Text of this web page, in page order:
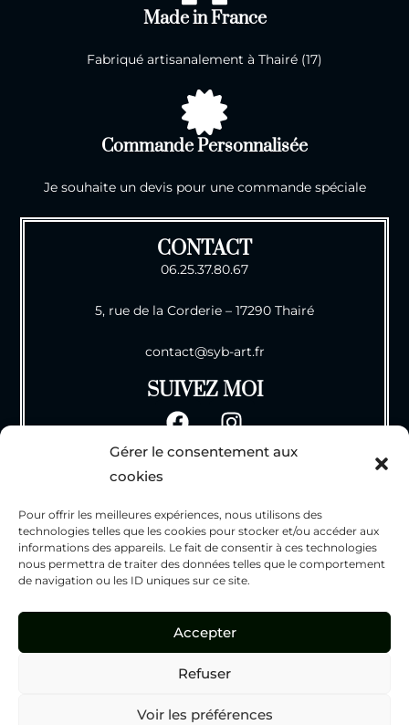
Gérer le consentement aux
cookies
Pour offrir les meilleures expériences, nous utilisons des
technologies telles que les cookies pour stocker et/ou accéder aux
informations des appareils. Le fait de consentir à ces technologies
nous permettra de traiter des données telles que le comportement
de navigation ou les ID uniques sur ce site.
Accepter
Refuser
Voir les préférences
Made in France
Fabriqué artisanalement à Thairé (17)
Commande Personnalisée
Je souhaite un devis pour une commande spéciale
CONTACT
06.25.37.80.67
5, rue de la Corderie – 17290 Thairé
contact@syb-art.fr
SUIVEZ MOI
Mentions Légales
Politique de Confidentialité
Politique des cookies
Copyright 2026 - Syb'Art